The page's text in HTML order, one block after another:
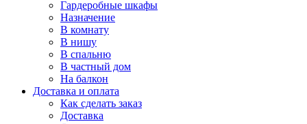
Гардеробные шкафы
Назначение
В комнату
В нишу
В спальню
В частный дом
На балкон
Доставка и оплата
Как сделать заказ
Доставка